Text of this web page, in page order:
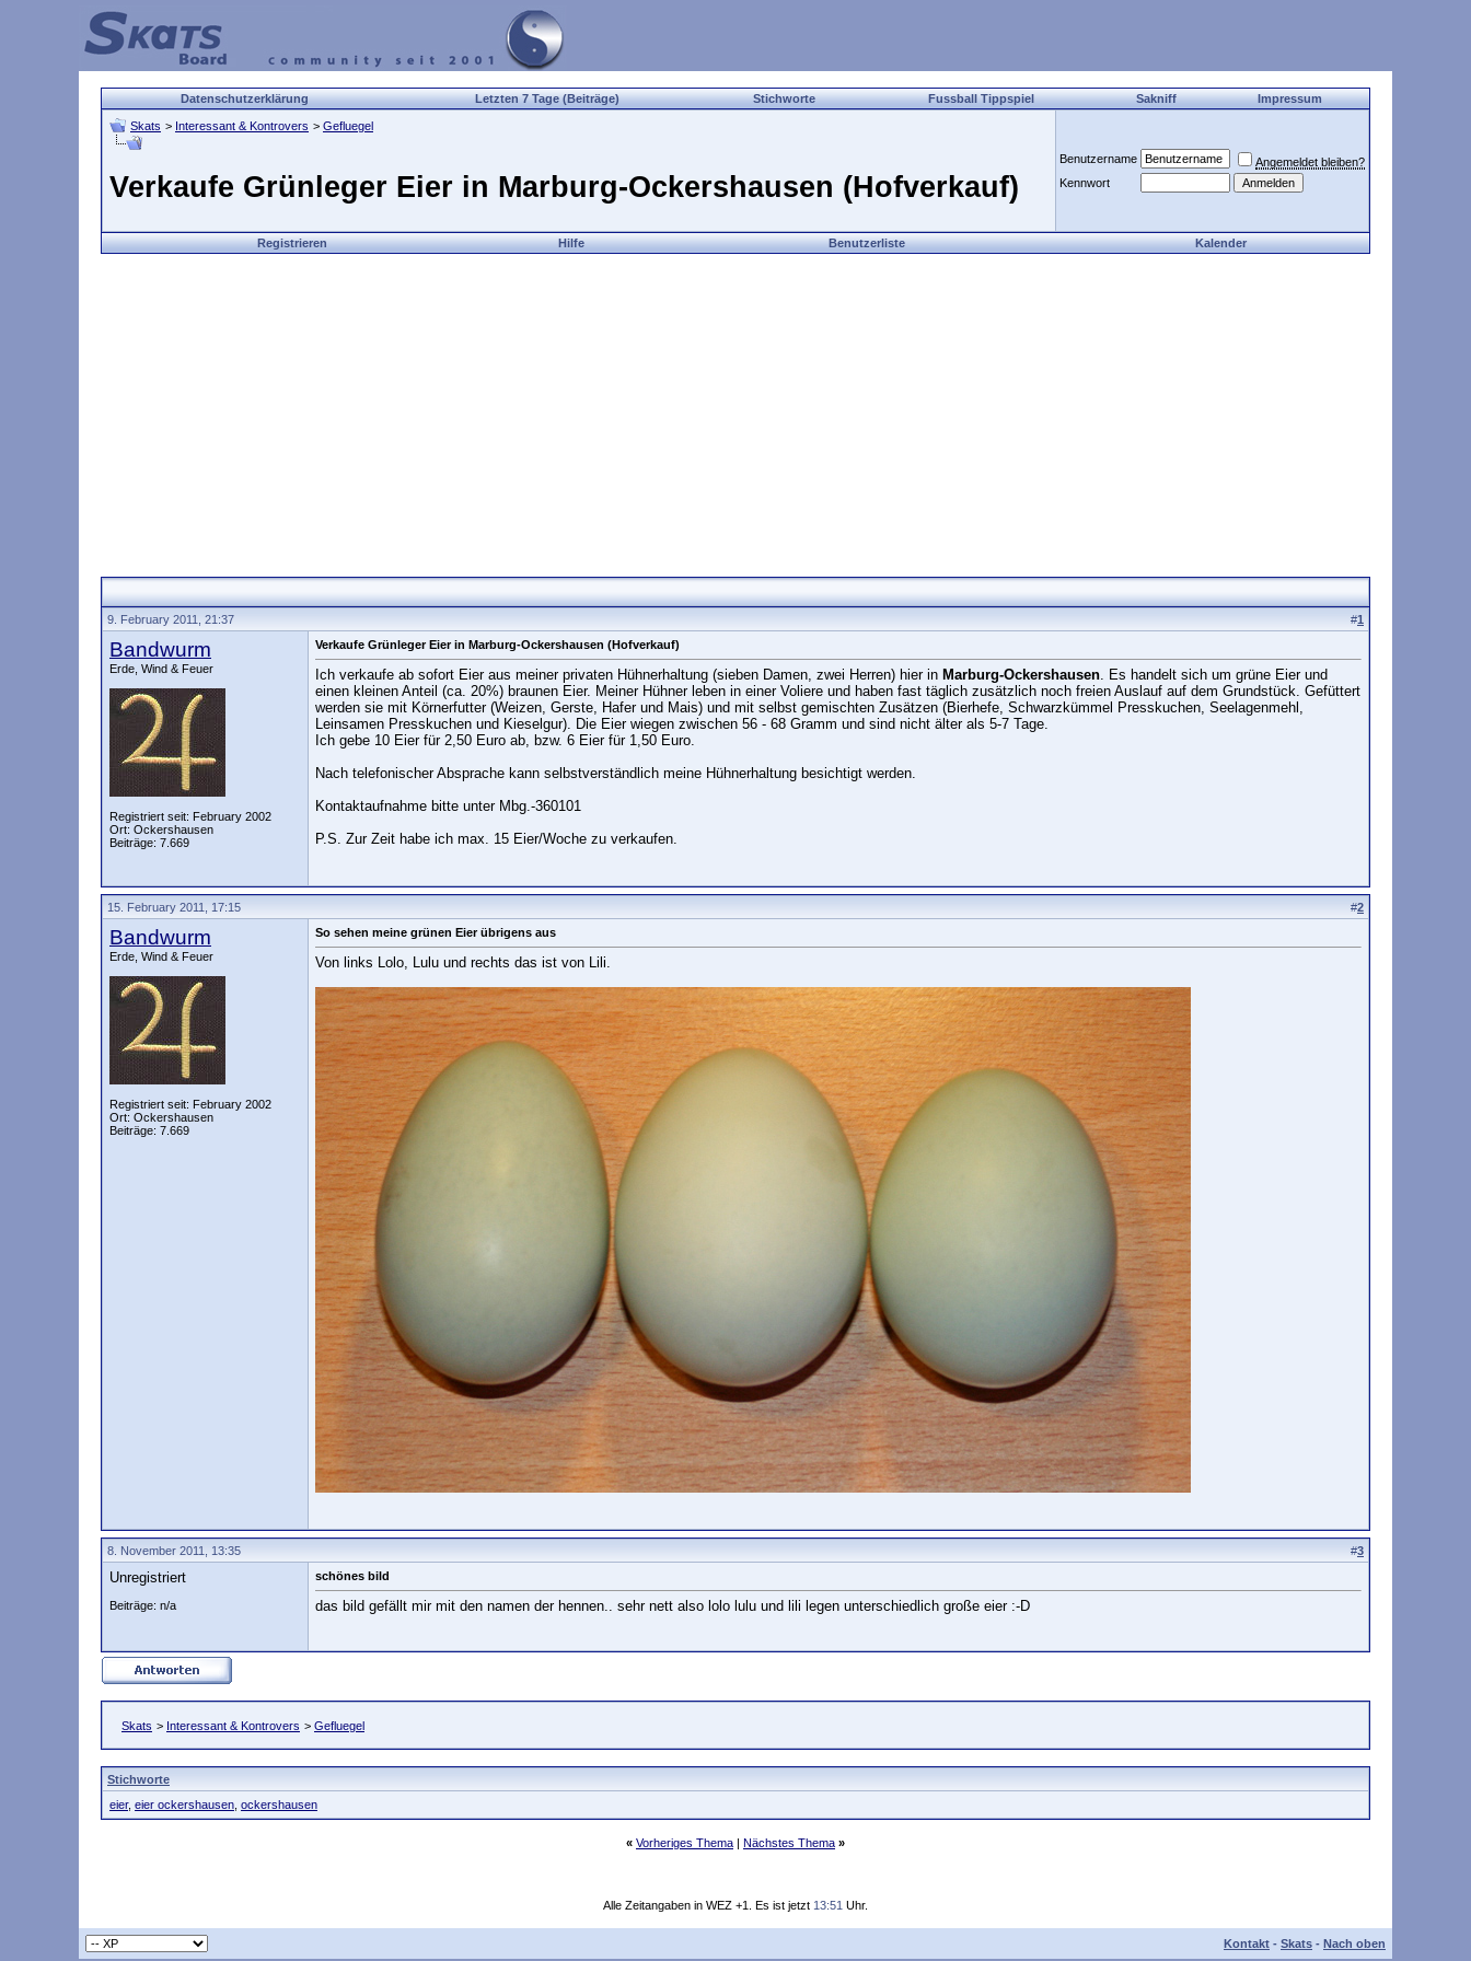
Datenschutzerklärung Letzten 7 Tage (Beiträge) Stichworte Fussball Tippspiel Sakniff Impressum
Skats > Interessant & Kontrovers > Gefluegel
Verkaufe Grünleger Eier in Marburg-Ockershausen (Hofverkauf)
Benutzername
Angemeldet bleiben?
Kennwort
Registrieren Hilfe Benutzerliste Kalender
9. February 2011, 21:37 #1
Bandwurm
Erde, Wind & Feuer
Registriert seit: February 2002
Ort: Ockershausen
Beiträge: 7.669
Verkaufe Grünleger Eier in Marburg-Ockershausen (Hofverkauf)
Ich verkaufe ab sofort Eier aus meiner privaten Hühnerhaltung (sieben Damen, zwei Herren) hier in Marburg-Ockershausen. Es handelt sich um grüne Eier und
einen kleinen Anteil (ca. 20%) braunen Eier. Meiner Hühner leben in einer Voliere und haben fast täglich zusätzlich noch freien Auslauf auf dem Grundstück. Gefüttert
werden sie mit Körnerfutter (Weizen, Gerste, Hafer und Mais) und mit selbst gemischten Zusätzen (Bierhefe, Schwarzkümmel Presskuchen, Seelagenmehl,
Leinsamen Presskuchen und Kieselgur). Die Eier wiegen zwischen 56 - 68 Gramm und sind nicht älter als 5-7 Tage.
Ich gebe 10 Eier für 2,50 Euro ab, bzw. 6 Eier für 1,50 Euro.
Nach telefonischer Absprache kann selbstverständlich meine Hühnerhaltung besichtigt werden.
Kontaktaufnahme bitte unter Mbg.-360101
P.S. Zur Zeit habe ich max. 15 Eier/Woche zu verkaufen.
15. February 2011, 17:15 #2
Bandwurm
Erde, Wind & Feuer
Registriert seit: February 2002
Ort: Ockershausen
Beiträge: 7.669
So sehen meine grünen Eier übrigens aus
Von links Lolo, Lulu und rechts das ist von Lili.
8. November 2011, 13:35 #3
Unregistriert
Beiträge: n/a
schönes bild
das bild gefällt mir mit den namen der hennen.. sehr nett also lolo lulu und lili legen unterschiedlich große eier :-D
Skats > Interessant & Kontrovers > Gefluegel
Stichworte
eier, eier ockershausen ockershausen
« Vorheriges Thema | Nächstes Thema »
Alle Zeitangaben in WEZ +1. Es ist jetzt 13:51 Uhr.
Kontakt - Skats - Nach oben